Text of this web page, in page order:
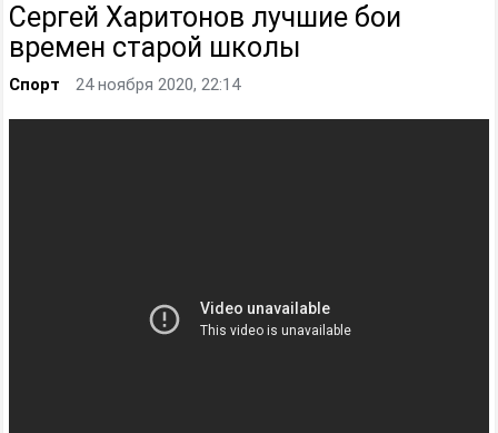
Сергей Харитонов лучшие бои
времен старой школы
Спорт 24 ноября 2020, 22:14